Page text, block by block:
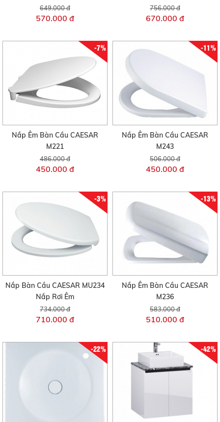
649.000 đ
570.000 đ
756.000 đ
670.000 đ
-7%
Nắp Êm Bàn Cầu CAESAR
M221
486.000 đ
450.000 đ
-11%
Nắp Êm Bàn Cầu CAESAR
M243
506.000 đ
450.000 đ
-3%
Nắp Bàn Cầu CAESAR MU234
Nắp Rơi Êm
734.000 đ
710.000 đ
-13%
Nắp Êm Bàn Cầu CAESAR
M236
583.000 đ
510.000 đ
-22% -42%